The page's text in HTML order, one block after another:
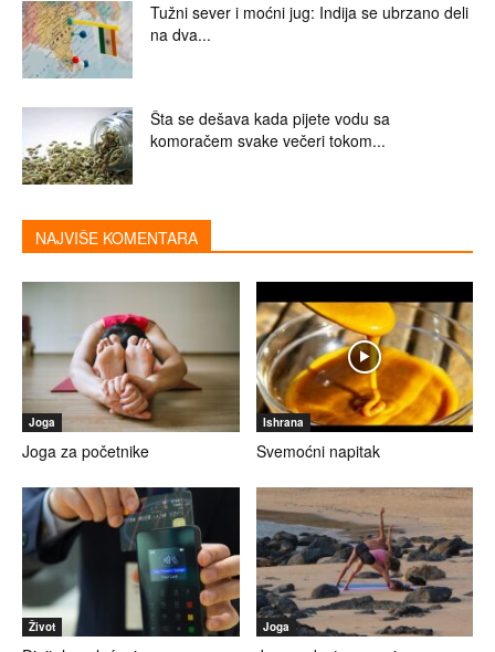
Tužni sever i moćni jug: Indija se ubrzano deli
na dva...
Šta se dešava kada pijete vodu sa
komoračem svake večeri tokom...
NAJVIŠE KOMENTARA
Joga
Joga za početnike
Ishrana
Svemoćni napitak
Život Joga